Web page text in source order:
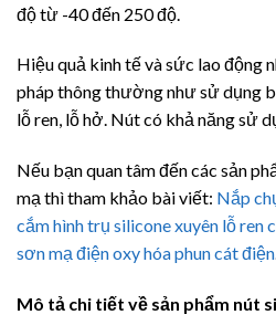
độ từ -40 đến 250 độ.
Hiệu quả kinh tế và sức lao động
pháp thông thường như sử dụng
lỗ ren, lỗ hở. Nút có khả năng sử
Nếu bạn quan tâm đến các sản
mạ thì tham khảo bài viết: Nắp
cắm hình trụ silicone xuyên lỗ ren
sơn mạ điện oxy hóa phun cát điện
Mô tả chi tiết về sản phẩm nút